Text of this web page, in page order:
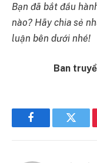
Bạn đã bắt đầu
nào? Hãy chia sẻ
luận bên dưới nhé!
Ban
Facebook